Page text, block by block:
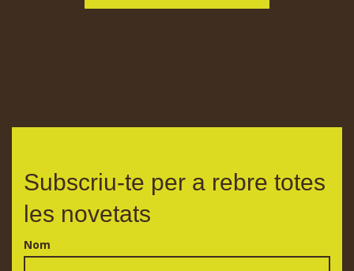
Subscriu-te per a rebre totes
les novetats
Nom